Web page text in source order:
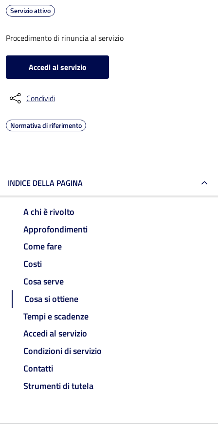
Servizio attivo
Procedimento di rinuncia al servizio
Accedi al servizio
Condividi
Normativa di riferimento
INDICE DELLA PAGINA
A chi è rivolto
Approfondimenti
Come fare
Costi
Cosa serve
Cosa si ottiene
Tempi e scadenze
Accedi al servizio
Condizioni di servizio
Contatti
Strumenti di tutela